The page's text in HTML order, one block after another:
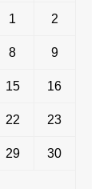
1 2
8 9
15 16
22 23
29 30